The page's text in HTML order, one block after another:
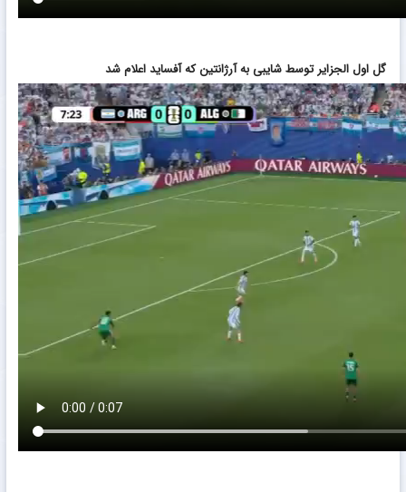
گل اول الجزایر توسط شایبی به آرژانتین که آفساید اعلام شد